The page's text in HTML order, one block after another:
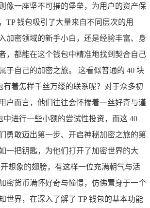
像一座坚不可摧的堡垒，为用户的资产保
TP 钱包吸引了大量来自不同层次的用
加密领域的新手小白，还是经验丰富、身
，都能在这个钱包中精准地找到契合自己
于自己的加密之旅。 这看似普通的 40 块
有着怎样千丝万缕的联系呢？对于众多初
户而言，他们往往会怀揣着一丝好奇与谨
中进行一些小额的尝试性投资，而这 40
勇敢迈出第一步、开启神秘加密之旅的第
一把钥匙，为他们打开了加密世界的大
想象的翅膀，有这样一位充满朝气与活
密货币满怀好奇与憧憬，仿佛置身于一个
世界，在深入了解了 TP 钱包的基本功能